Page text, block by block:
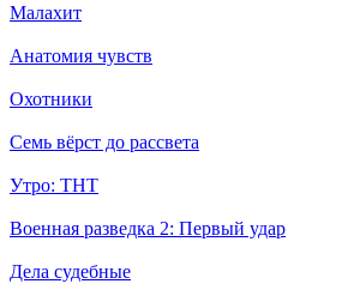
Малахит
Анатомия чувств
Охотники
Семь вёрст до рассвета
Утро: ТНТ
Военная разведка 2: Первый удар
Дела судебные